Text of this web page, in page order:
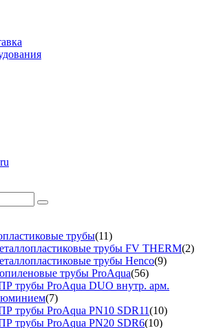
трубы(11)
трубы FV THERM(2)
трубы Henco(9)
трубы ProAqua(56)
трубы ProAqua DUO внутр. арм.
(7)
трубы ProAqua PN10 SDR11(10)
трубы ProAqua PN20 SDR6(10)